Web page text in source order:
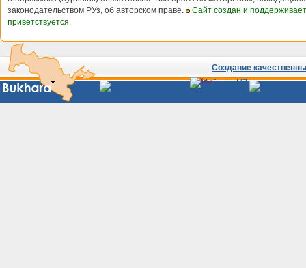
законодательством РУз, об авторском праве.
Сайт создан и
приветствуется.
Создание
Сайты
Узбекистана